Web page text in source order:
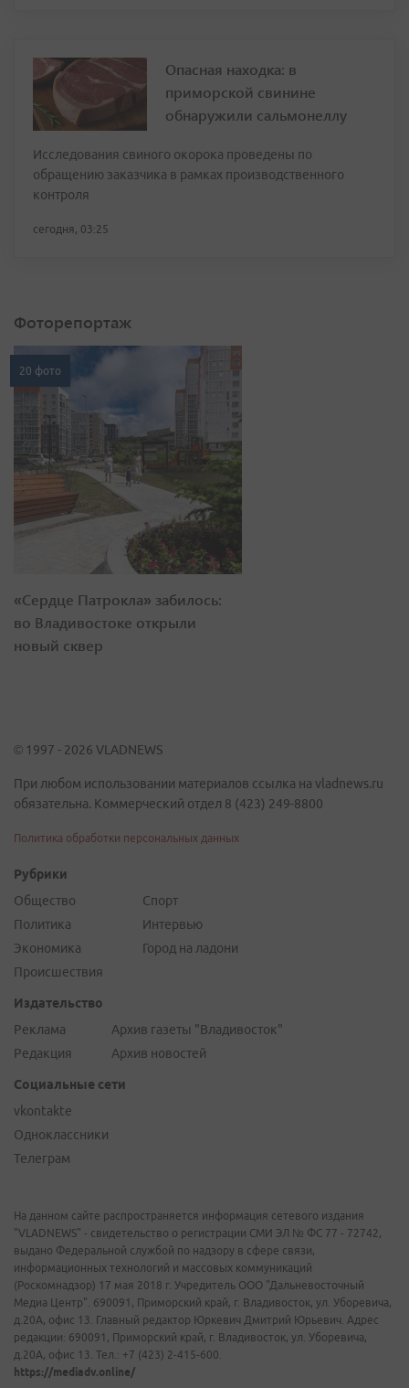
Опасная находка: в
приморской свинине
обнаружили сальмонеллу
Исследования свиного окорока проведены по
обращению заказчика в рамках производственного
контроля
сегодня, 03:25
Фоторепортаж
20 фото
«Сердце Патрокла» забилось:
во Владивостоке открыли
новый сквер
© 1997 - 2026 VLADNEWS
При любом использовании материалов ссылка на vladnews.ru
обязательна. Коммерческий отдел 8 (423) 249-8800
Политика обработки персональных данных
Рубрики
Общество
Политика
Экономика
Происшествия
Спорт
Интервью
Город на ладони
Издательство
Реклама
Редакция
Архив газеты "Владивосток"
Архив новостей
Социальные сети
vkontakte
Одноклассники
Телеграм
На данном сайте распространяется информация сетевого издания
"VLADNEWS" - свидетельство о регистрации СМИ ЭЛ № ФС 77 - 72742,
выдано Федеральной службой по надзору в сфере связи,
информационных технологий и массовых коммуникаций
(Роскомнадзор) 17 мая 2018 г. Учредитель ООО "Дальневосточный
Медиа Центр". 690091, Приморский край, г. Владивосток, ул. Уборевича,
д.20А, офис 13. Главный редактор Юркевич Дмитрий Юрьевич. Адрес
редакции: 690091, Приморский край, г. Владивосток, ул. Уборевича,
д.20А, офис 13. Тел.: +7 (423) 2-415-600.
https://mediadv.online/